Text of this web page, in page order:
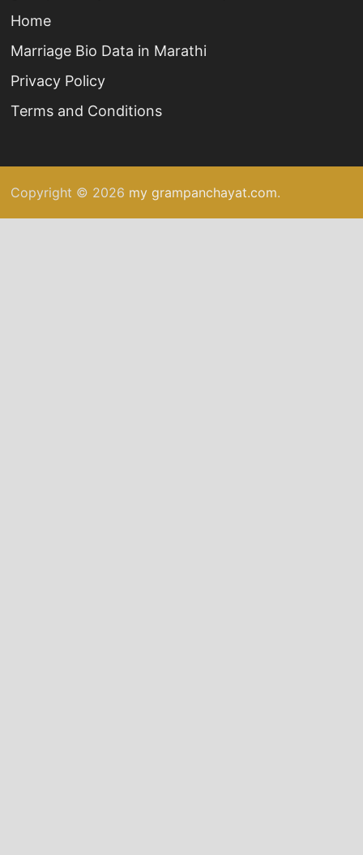
Home
Marriage Bio Data in Marathi
Privacy Policy
Terms and Conditions
Copyright © 2026 my grampanchayat.com.